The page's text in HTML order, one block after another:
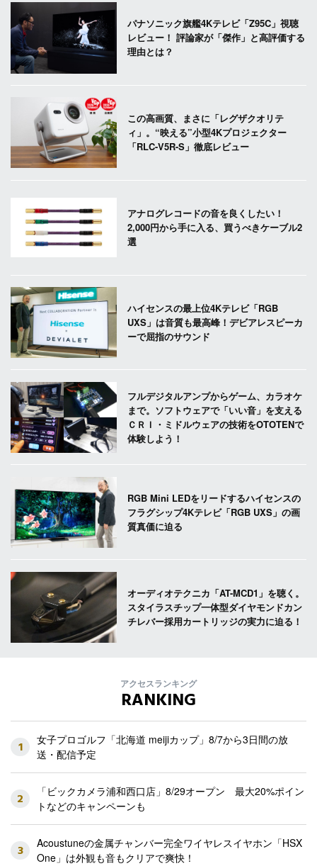
パナソニック旗艦4Kテレビ「Z95C」視聴
レビュー！ 評論家が「傑作」と高評価する
理由とは？
この高画質、まさに「レグザクオリテ
ィ」。“映える”小型4Kプロジェクター
「RLC-V5R-S」徹底レビュー
アナログレコードの音を良くしたい！
2,000円から手に入る、買うべきケーブル2
選
ハイセンスの最上位4Kテレビ「RGB
UXS」は音質も最高峰！デビアレスピーカ
ーで屈指のサウンド
フルデジタルアンプからゲーム、カラオケ
まで。ソフトウェアで「いい音」を支える
ＣＲＩ・ミドルウェアの技術をOTOTENで
体験しよう！
RGB Mini LEDをリードするハイセンスの
フラグシップ4Kテレビ「RGB UXS」の画
質真価に迫る
オーディオテクニカ「AT-MCD1」を聴く。
スタイラスチップ一体型ダイヤモンドカン
チレバー採用カートリッジの実力に迫る！
アクセスランキング
RANKING
1
女子プロゴルフ「北海道 meijiカップ」8/7から3日間の放
送・配信予定
2
「ビックカメラ浦和西口店」8/29オープン 最大20%ポイン
トなどのキャンペーンも
3
Acoustuneの金属チャンバー完全ワイヤレスイヤホン「HSX
One」は外観も音もクリアで爽快！